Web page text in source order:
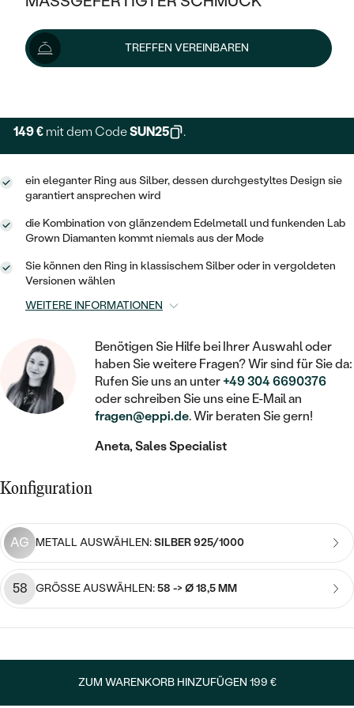
KLASSISCH
MEMOIRE
AUSSERGEWÖHNLICHE
GEHÄMMERTE
MIT FÜLLUNG
IM SET
GÜNSTIG
LUXURIÖSE
MIT MEHREREN DIAMANTEN
HALO
VINTAGE
IM SET
AUSSERGEWÖHNLICH
GESTALTE EINEN RING
WÄHLE EINEN RING
DIAMANTEN ZUM EINFASSEN
LAB GROWN DIAMANTEN ZUM
EINFASSEN
NACH EDELSTEIN
MIT DIAMANT
MIT LAB GROWN DIAMANT
MIT MOISSANIT
MIT FARBIGEN DIAMANTEN
MIT SCHWARZEN DIAMANTEN
AUSVERKAUF
WENN SCHMUCK HILFT
NACH TYP
OHRRINGE
RINGE
ANHÄNGER / KETTEN
ARMBÄNDER
SCHMUCKSET
HERRENSCHMUCK
SCHMUCK FÜR KINDER
BROSCHEN
SCHMUCKZUBEHÖR
GOLD
SILBER
DIAMANTSCHMUCK
PLATIN
OHRSTECKER
CREOLEN
SOLITÄR
KINDER
PIERCINGS
MIT DIAMANT
MIT EDELSTEIN
PERLENOHRRINGE
LUXURIÖSE
GOLD
SILBER
NACH STYL
SOLITÄR
ZUR GEBURT EINES KINDES
PERSONALISIERT
MIT STERNZEICHEN
MINIMALISTISCH
MEDAILLON
KETTEN
HERZKETTEN
MIT TIEREN
NACH EDELSTEIN
MIT DIAMANT
NACH PREIS
AUSVERKAUF
GOLD
SILBER
PLATIN
NACH STYL
MEMOIRE
STATEMENT
SIEGELRINGE
NACH EDELSTEIN
MIT EDELSTEIN
PERLENRINGE
PREISWERTE
TREFFEN VEREINBAREN
199 €239 € -17 %
Schmuck ist auf Lager. Wir liefern ihn innerhalb von 24
Stunden.
149 € mit dem CodeSUN25 .
ein eleganter Ring aus Silber, dessen durchgestyltes Design sie
garantiert ansprechen wird
die Kombination von glänzendem Edelmetall und funkenden Lab
Grown Diamanten kommt niemals aus der Mode
Sie können den Ring in klassischem Silber oder in vergoldeten
Versionen wählen
WEITERE INFORMATIONEN
Benötigen Sie Hilfe bei Ihrer Auswahl oder
haben Sie weitere Fragen? Wir sind für Sie da:
Rufen Sie uns an unter+49 304 6690376
oder schreiben Sie uns eine E-Mail an
fragen@eppi.de. Wir beraten Sie gern!
Aneta, Sales Specialist
Konfiguration
AG METALL AUSWÄHLEN:SILBER 925/1000
58 GRÖSSE AUSWÄHLEN:58 -> Ø 18,5 MM
ZUM WARENKORB HINZUFÜGEN 199 €